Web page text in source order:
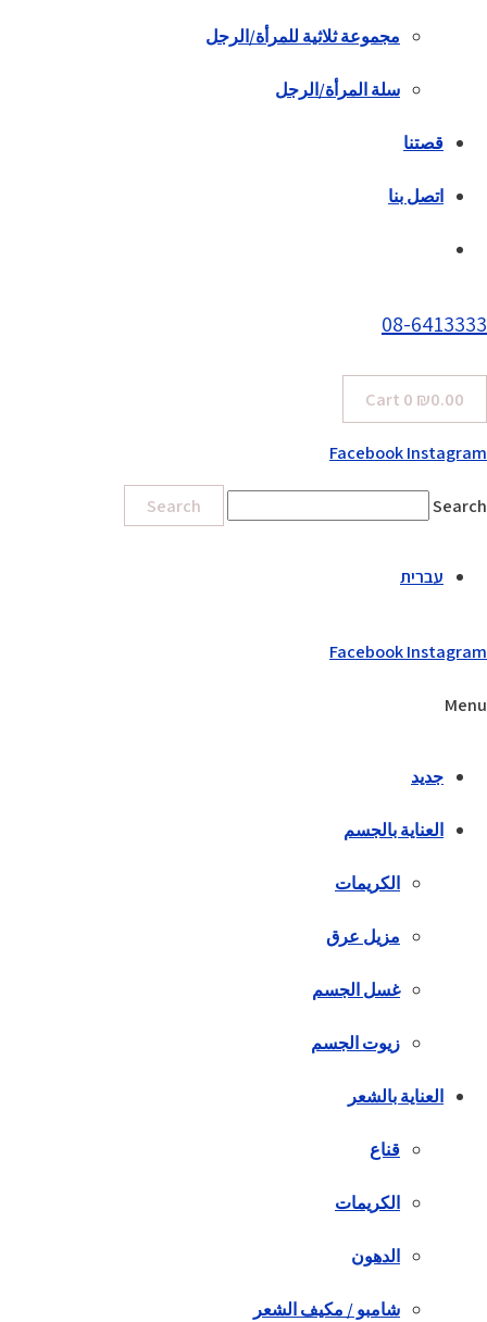
مجموعة ثلاثية للمرأة/الرجل
سلة المرأة/الرجل
قصتنا
اتصل بنا
08-6413333
₪0.00
0
Cart
FacebookInstagram
Search
Search
עברית
FacebookInstagram
Menu
جديد
العناية بالجسم
الكريمات
مزيل عرق
غسل الجسم
زيوت الجسم
العناية بالشعر
قناع
الكريمات
الدهون
شامبو / مكيف الشعر